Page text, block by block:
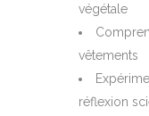
végétale
vêtements
réflexion